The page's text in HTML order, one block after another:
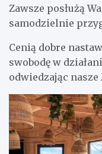
Zawsze posłużą
samodzielnie
Cenią dobre
swobodę w
odwiedzając nasze